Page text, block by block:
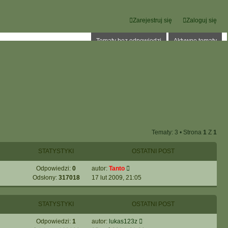
Zaloguj się
Zarejestruj się
Tematy bez odpowiedzi Aktywne tematy
Tematy: 3 • Strona 1 Z 1
STATYSTYKI OSTATNI POST
Odpowiedzi: 0
Odsłony: 317018
autor: Tanto
17 lut 2009, 21:05
STATYSTYKI OSTATNI POST
Odpowiedzi: 1
autor: lukas123z